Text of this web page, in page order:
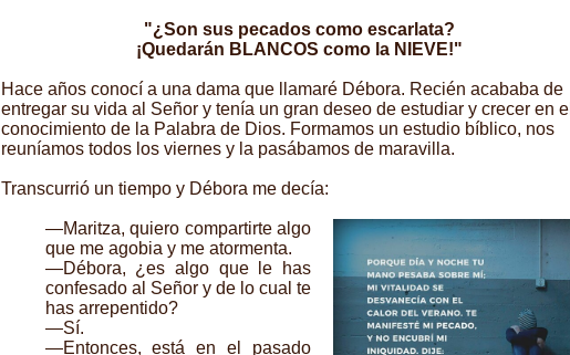
"¿Son sus pecados como escarlata?
¡Quedarán BLANCOS como la NIEVE!"
Hace años conocí a una dama que llamaré Débora. Recién acababa de
entregar su vida al Señor y tenía un gran deseo de estudiar y crecer en el
conocimiento de la Palabra de Dios. Formamos un estudio bíblico, nos
reuníamos todos los viernes y la pasábamos de maravilla.
Transcurrió un tiempo y Débora me decía:
—Maritza, quiero compartirte algo
que me agobia y me atormenta.
—Débora, ¿es algo que le has
confesado al Señor y de lo cual te
has arrepentido?
—Sí.
—Entonces, está en el pasado